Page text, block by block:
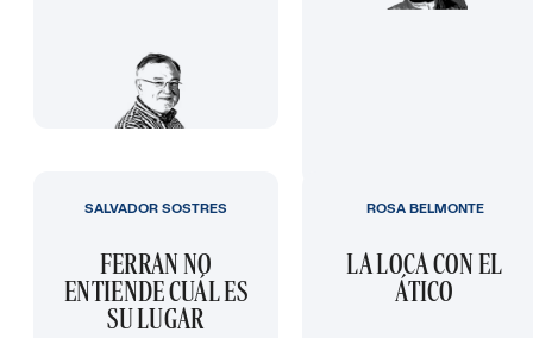
FERRAN NO
ENTIENDE CUÁL ES
SU LUGAR
SALVADOR SOSTRES
LA LOCA CON EL
ÁTICO
ROSA BELMONTE